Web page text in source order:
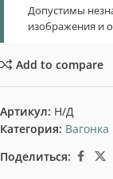
Допустимы
изображения и
Add to compare
Артикул: Н/Д
Категория: Вагонка
Поделиться: